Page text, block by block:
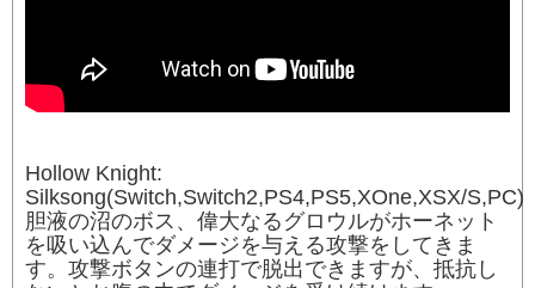
Hollow Knight:
Silksong(Switch,Switch2,PS4,PS5,XOne,XSX/S,PC)
胆液の沼のボス、偉大なるグロウルがホーネット
を吸い込んでダメージを与える攻撃をしてきま
す。攻撃ボタンの連打で脱出できますが、抵抗し